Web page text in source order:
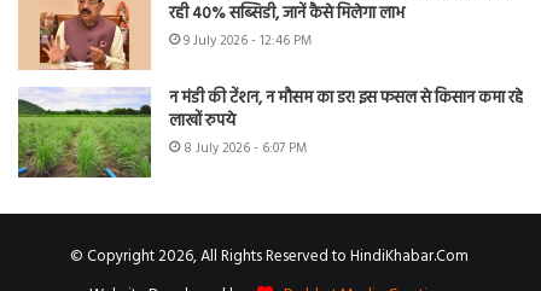
रही 40% सब्सिडी, जानें कैसे मिलेगा लाभ
9 July 2026 - 12:46 PM
न मंडी की टेंशन, न मौसम का डर! इस फसल से किसान कमा रहे
लाखों रुपये
8 July 2026 - 6:07 PM
© Copyright 2026, All Rights Reserved to HindiKhabar.Com